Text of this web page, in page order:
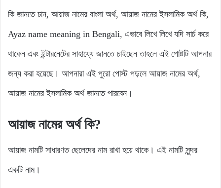
কি জানতে চান, আয়াজ নামের বাংলা অর্থ, আয়াজ নামের ইসলামিক অর্থ কি,
Ayaz name meaning in Bengali, এভাবে লিখে লিখে যদি সার্চ করে
থাকেন এবং ইন্টারনেটের সাহায্যে জানতে চাইছেন তাহলে এই পোষ্টটি আপনার
জন্য করা হয়েছে। আপনারা এই পুরো পোস্ট পড়লে আয়াজ নামের অর্থ,
আয়াজ নামের ইসলামিক অর্থ জানতে পারবেন।
আয়াজ নামের অর্থ কি?
আয়াজ নামটি সাধারণত ছেলেদের নাম রাখা হয়ে থাকে। এই নামটি সুন্দর
একটি নাম।